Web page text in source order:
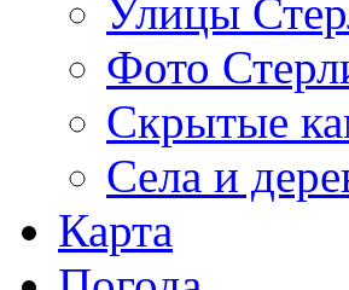
Улицы
Фото
Скрытые
Села и
Карта